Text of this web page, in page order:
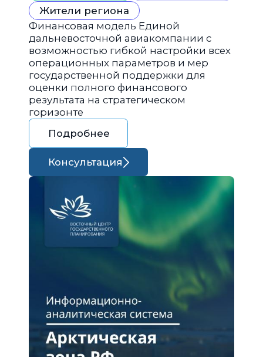
Жители региона
Финансовая модель Единой
дальневосточной авиакомпании с
возможностью гибкой настройки всех
операционных параметров и мер
государственной поддержки для
оценки полного финансового
результата на стратегическом
горизонте
Подробнее
Консультация